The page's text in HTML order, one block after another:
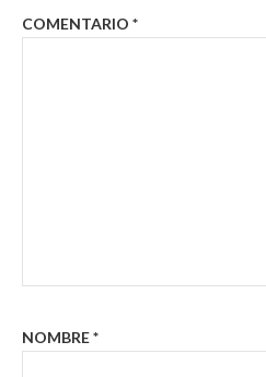
COMENTARIO *
NOMBRE*